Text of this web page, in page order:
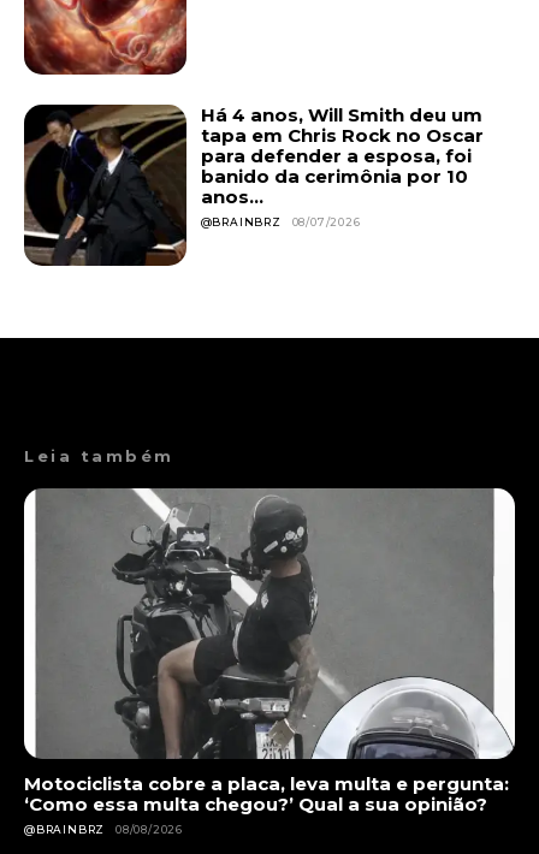
Há 4 anos, Will Smith deu um
tapa em Chris Rock no Oscar
para defender a esposa, foi
banido da cerimônia por 10
anos...
@BRAINBRZ 08/07/2026
Leia também
Motociclista cobre a placa, leva multa e pergunta:
‘Como essa multa chegou?’ Qual a sua opinião?
@BRAINBRZ 08/08/2026